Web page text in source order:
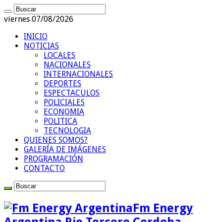
viernes 07/08/2026
INICIO
NOTICIAS
LOCALES
NACIONALES
INTERNACIONALES
DEPORTES
ESPECTACULOS
POLICIALES
ECONOMIA
POLITICA
TECNOLOGIA
QUIENES SOMOS?
GALERÍA DE IMÁGENES
PROGRAMACIÓN
CONTACTO
Fm Energy